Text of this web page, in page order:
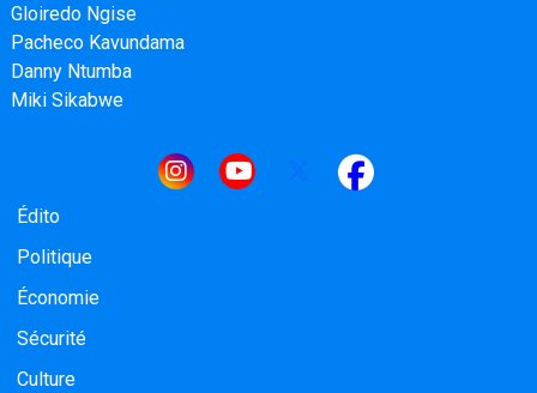
Gloiredo Ngise
Pacheco Kavundama
Danny Ntumba
Miki Sikabwe
Navigation principale
Édito
Politique
Économie
Sécurité
Culture